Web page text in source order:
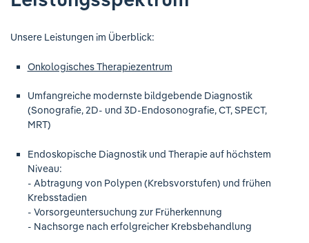
Unsere Leistungen im Überblick:
Onkologisches Therapiezentrum
Umfangreiche modernste bildgebende Diagnostik
(Sonografie, 2D- und 3D-Endosonografie, CT, SPECT,
MRT)
Endoskopische Diagnostik und Therapie auf höchstem
Niveau:
- Abtragung von Polypen (Krebsvorstufen) und frühen
Krebsstadien
- Vorsorgeuntersuchung zur Früherkennung
- Nachsorge nach erfolgreicher Krebsbehandlung